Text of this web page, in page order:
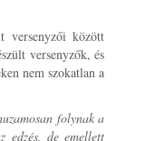
versenyzői között
versenyzők, és
nem szokatlan a
folynak a
edzés, de emellett